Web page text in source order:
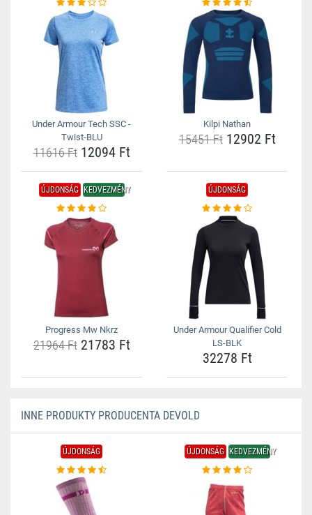
Under Armour Tech SSC -
Twist-BLU
11616 Ft12094 Ft
Kilpi Nathan
15451 Ft12902 Ft
ÚJDONSÁG KEDVEZMÉNY
Progress Mw Nkrz
21964 Ft21783 Ft
ÚJDONSÁG
Under Armour Qualifier Cold
LS-BLK
32278 Ft
INNE PRODUKTY PRODUCENTA DEVOLD
ÚJDONSÁG ÚJDONSÁG KEDVEZMÉNY